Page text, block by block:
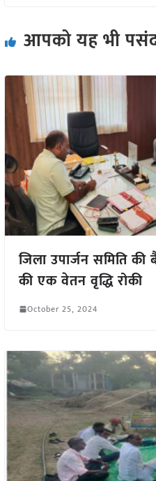
आपको यह भी
जिला उपार्जन समिति
की एक वेतन वृद्धि रोकी
October 25, 2024